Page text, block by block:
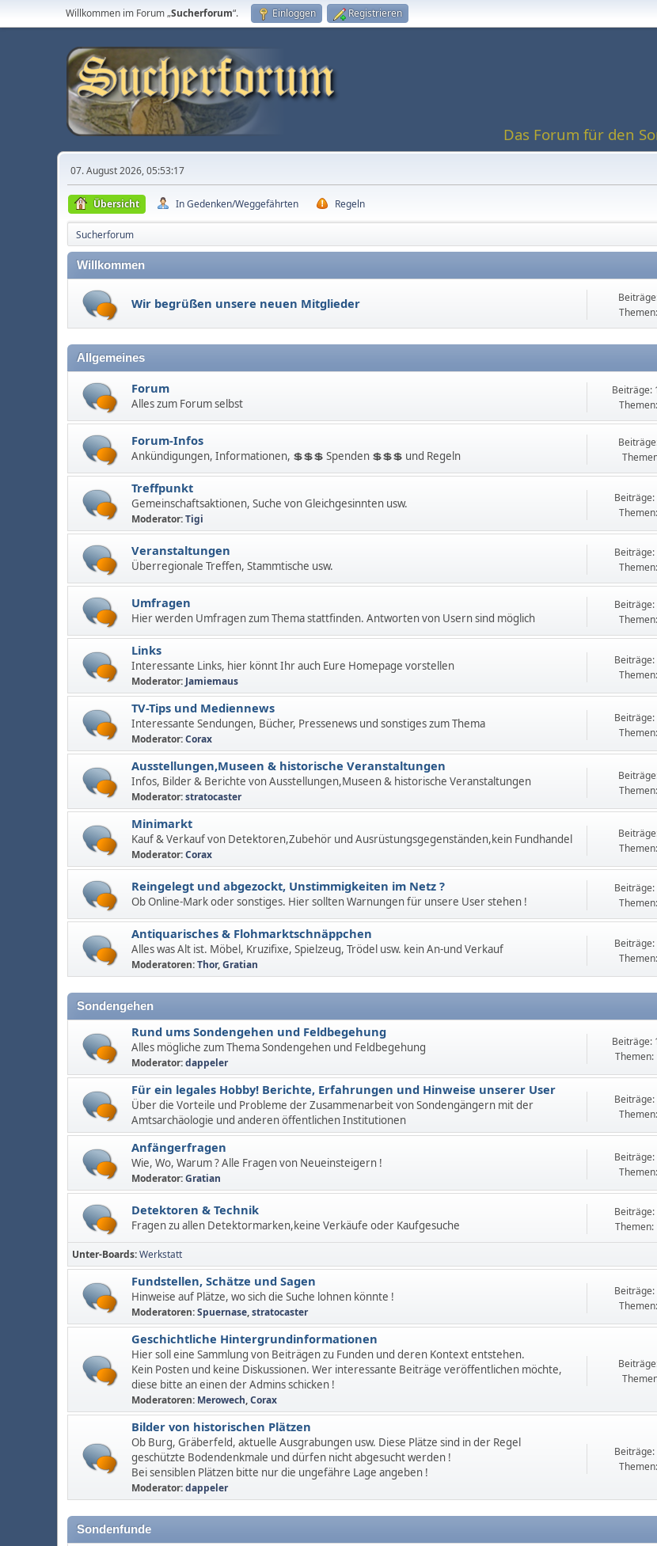
Willkommen im Forum „Sucherforum“. Einloggen Registrieren
Das Forum für den
07. August 2026, 05:53:17
Übersicht In Gedenken/Weggefährten Regeln
Sucherforum
Willkommen
Wir begrüßen unsere neuen Mitglieder
Allgemeines
Forum
Alles zum Forum selbst
Beiträge:
Forum-Infos
Ankündigungen, Informationen, 💲💲💲 Spenden 💲💲💲 und Regeln
Treffpunkt
Gemeinschaftsaktionen, Suche von Gleichgesinnten usw.
Moderator:Tigi
Beiträge:
Veranstaltungen
Überregionale Treffen, Stammtische usw.
Beiträge:
Umfragen
Hier werden Umfragen zum Thema stattfinden. Antworten von Usern sind möglich
Beiträge:
Links
Interessante Links, hier könnt Ihr auch Eure Homepage vorstellen
Moderator: Jamiemaus
Beiträge:
TV-Tips und Mediennews
Interessante Sendungen, Bücher, Pressenews und sonstiges zum Thema
Moderator:Corax
Beiträge:
Ausstellungen,Museen & historische Veranstaltungen
Infos, Bilder & Berichte von Ausstellungen,Museen & historische Veranstaltungen
Moderator:stratocaster
Minimarkt
Kauf & Verkauf von Detektoren,Zubehör und Ausrüstungsgegenständen,kein Fundhandel
Moderator:Corax
Reingelegt und abgezockt, Unstimmigkeiten im Netz ?
Ob Online-Mark oder sonstiges. Hier sollten Warnungen für unsere User stehen !
Beiträge:
Antiquarisches & Flohmarktschnäppchen
Alles was Alt ist. Möbel, Kruzifixe, Spielzeug, Trödel usw. kein An-und Verkauf
Moderatoren:Thor,Gratian
Beiträge:
Sondengehen
Rund ums Sondengehen und Feldbegehung
Alles mögliche zum Thema Sondengehen und Feldbegehung
Moderator:dappeler
Beiträge:
Themen:
Für ein legales Hobby! Berichte, Erfahrungen und Hinweise unserer User
Über die Vorteile und Probleme der Zusammenarbeit von Sondengängern mit der
Amtsarchäologie und anderen öffentlichen Institutionen
Beiträge:
Anfängerfragen
Wie, Wo, Warum ? Alle Fragen von Neueinsteigern !
Moderator:Gratian
Beiträge:
Detektoren & Technik
Fragen zu allen Detektormarken,keine Verkäufe oder Kaufgesuche
Beiträge:
Themen:
Unter-Boards Werkstatt
Fundstellen, Schätze und Sagen
Hinweise auf Plätze, wo sich die Suche lohnen könnte !
Moderatoren:Spuernase,stratocaster
Beiträge:
Geschichtliche Hintergrundinformationen
Hier soll eine Sammlung von Beiträgen zu Funden und deren Kontext entstehen.
Kein Posten und keine Diskussionen. Wer interessante Beiträge veröffentlichen möchte,
diese bitte an einen der Admins schicken !
Moderatoren: Merowech,Corax
Bilder von historischen Plätzen
Ob Burg, Gräberfeld, aktuelle Ausgrabungen usw. Diese Plätze sind in der Regel
geschützte Bodendenkmale und dürfen nicht abgesucht werden !
Bei sensiblen Plätzen bitte nur die ungefähre Lage angeben !
Moderator:dappeler
Beiträge:
Sondenfunde